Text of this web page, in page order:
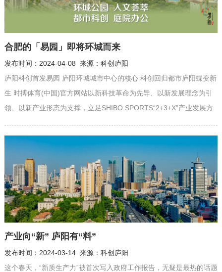
合肥的「易园」即将环城而来
发布时间：2024-04-08 来源：科创庐阳
庐阳科创首发易园 庐阳环城城市中心的核心 科创回归都市庐阳蝶变新
生 时搏体育(中国)官方网站以新科技革命为先导、以新发展理念为引
领、以新产业形态为支撑，立足SHIBO SPORTS“2+3+X”产业发展方
团，合力打造数字科技产业创新中心，改造金寨路322号308巷原城管
楼、原人社楼，引入德必旗下优质产业园品牌——“易园”。在中心...
产业向“新” 庐阳有“料”
发布时间：2024-03-14 来源：科创庐阳
这个春天，“新质生产力”被首次写入政府工作报告，无疑是最热的话题